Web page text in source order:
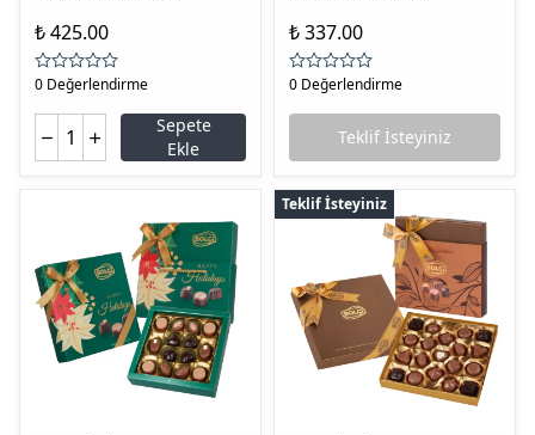
₺ 425.00
0 Değerlendirme
Sepete
Ekle
₺ 337.00
0 Değerlendirme
Teklif İsteyiniz
Teklif İsteyiniz